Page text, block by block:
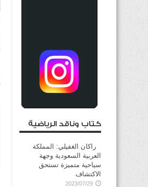
كتاب وناقد الرياضية
راكان الغفيلي: المملكة
العربية السعودية وجهة
سياحية متميزة تستحق
الاكتشاف
2023/07/29